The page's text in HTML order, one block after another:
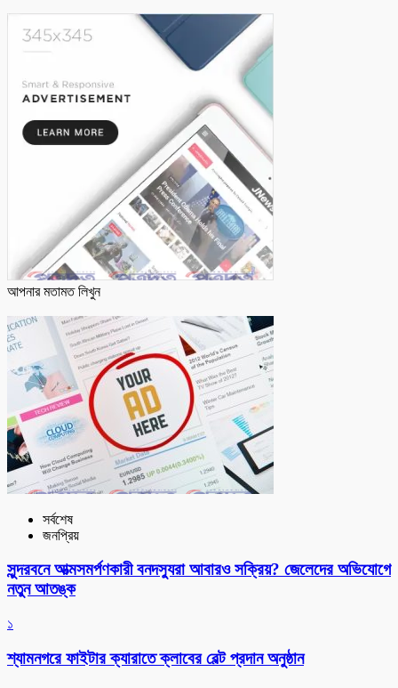
আপনার মতামত লিখুন
সর্বশেষ
জনপ্রিয়
সুন্দরবনে আত্মসমর্পণকারী বনদস্যুরা আবারও সক্রিয়? জেলেদের অভিযোগে
নতুন আতঙ্ক
১
শ্যামনগরে ফাইটার ক্যারাতে ক্লাবের বেল্ট প্রদান অনুষ্ঠান